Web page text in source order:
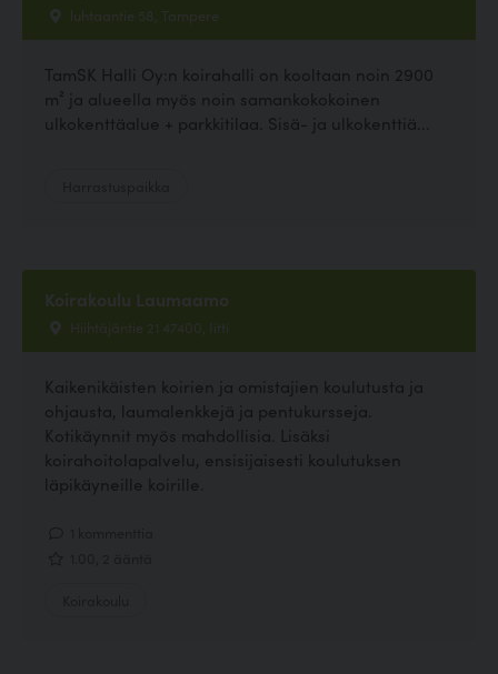
luhtaantie 58, Tampere
TamSK Halli Oy:n koirahalli on kooltaan noin 2900
m² ja alueella myös noin samankokokoinen
ulkokenttäalue + parkkitilaa. Sisä- ja ulkokenttiä...
Koirakoulu Laumaamo
Hiihtäjäntie 21 47400, Iitti
Kaikenikäisten koirien ja omistajien koulutusta ja
ohjausta, laumalenkkejä ja pentukursseja.
Kotikäynnit myös mahdollisia. Lisäksi
koirahoitolapalvelu, ensisijaisesti koulutuksen
läpikäyneille koirille.